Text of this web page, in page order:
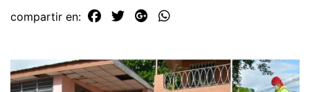
compartir en: